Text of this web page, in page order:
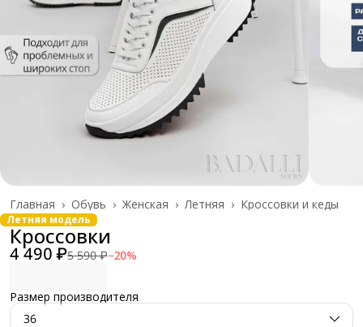
Кроссовки и кеды
Летняя ›
Женская ›
Обувь ›
Главная ›
Летняя модель
Кроссовки
4 490 ₽5 590 ₽−20%
Размер производителя
36